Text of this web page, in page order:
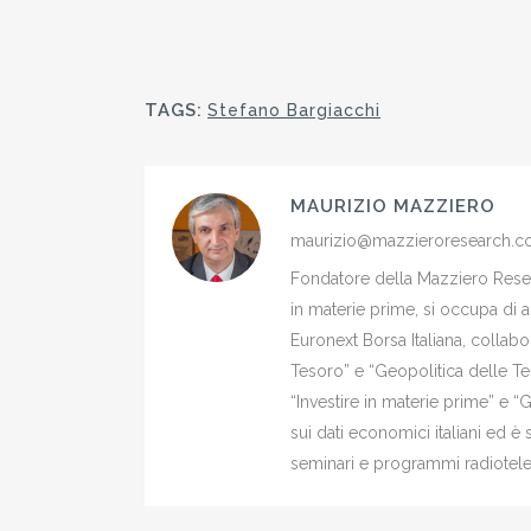
TAGS: Stefano Bargiacchi
MAURIZIO MAZZIERO
Fondatore della Mazziero
in materie prime, si occupa di
Euronext Borsa Italiana,
Tesoro” e “Geopolitica delle
“Investire in materie prime” e
sui dati economici italiani ed è
seminari e programmi